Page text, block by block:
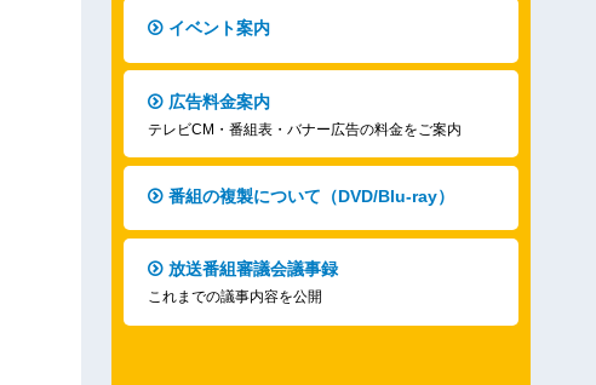
イベント案内
広告料金案内
テレビCM・番組表・バナー広告の料金をご案内
番組の複製について（DVD/Blu-ray）
放送番組審議会議事録
これまでの議事内容を公開